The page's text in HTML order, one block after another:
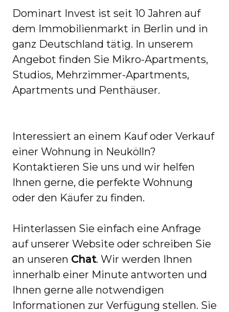
Dominart Invest ist seit 10 Jahren auf
dem Immobilienmarkt in Berlin und in
ganz Deutschland tätig. In unserem
Angebot finden Sie Mikro-Apartments,
Studios, Mehrzimmer-Apartments,
Apartments und Penthäuser.
Interessiert an einem Kauf oder Verkauf
einer Wohnung in Neukölln?
Kontaktieren Sie uns und wir helfen
Ihnen gerne, die perfekte Wohnung
oder den Käufer zu finden.
Hinterlassen Sie einfach eine Anfrage
auf unserer Website oder schreiben Sie
an unseren Chat. Wir werden Ihnen
innerhalb einer Minute antworten und
Ihnen gerne alle notwendigen
Informationen zur Verfügung stellen. Sie